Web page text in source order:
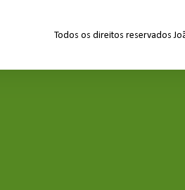
Todos os direitos reservados